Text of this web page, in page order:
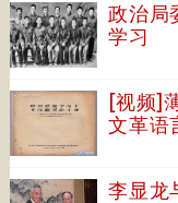
政治局
学习
[视频]
文革语
李显龙